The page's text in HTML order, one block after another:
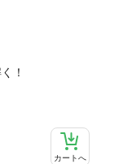
！
カートへ